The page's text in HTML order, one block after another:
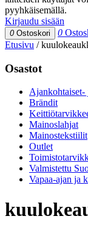
pyyhkäisemällä.
Kirjaudu sisään
0 Ostoskori 0
Etusivu /
Osastot
Ajankohtaiset-
Brändit
Mainoslahjat
Mainostekstiilit
Outlet
Valmistettu
Vapaa-ajan ja